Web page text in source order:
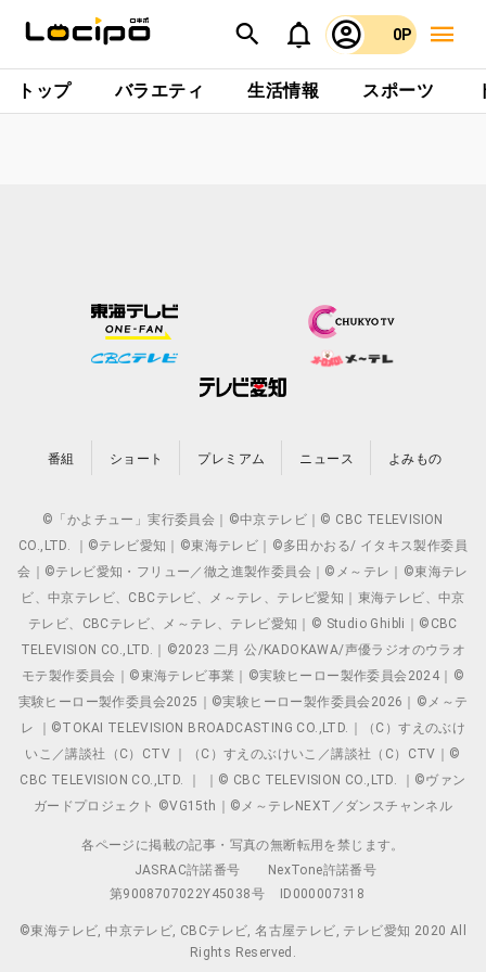
0P
トップ バラエティ 生活情報 スポーツ
番組 ショート プレミアム ニュース よみもの
©「かよチュー」実行委員会｜©中京テレビ｜© CBC TELEVISION
CO.,LTD. ｜©テレビ愛知｜©東海テレビ｜©多田かおる/ イタキス製作委員
会｜©テレビ愛知・フリュー／徹之進製作委員会｜©メ～テレ｜©東海テレ
ビ、中京テレビ、CBCテレビ、メ～テレ、テレビ愛知｜東海テレビ、中京
テレビ、CBCテレビ、メ～テレ、テレビ愛知｜© Studio Ghibli｜©CBC
TELEVISION CO.,LTD.｜©2023 二月 公/KADOKAWA/声優ラジオのウラオ
モテ製作委員会｜©東海テレビ事業｜©実験ヒーロー製作委員会2024｜©
実験ヒーロー製作委員会2025｜©実験ヒーロー製作委員会2026｜©メ～テ
レ ｜©TOKAI TELEVISION BROADCASTING CO.,LTD.｜（C）すえのぶけ
いこ／講談社（C）CTV ｜（C）すえのぶけいこ／講談社（C）CTV｜©
CBC TELEVISION CO.,LTD. ｜ ｜© CBC TELEVISION CO.,LTD. ｜©ヴァン
ガードプロジェクト ©VG15th｜©メ～テレNEXT／ダンスチャンネル
各ページに掲載の記事・写真の無断転用を禁じます。
JASRAC許諾番号
NexTone許諾番号
第9008707022Y45038号
ID000007318
©東海テレビ, 中京テレビ, CBCテレビ, 名古屋テレビ, テレビ愛知 2020 All
Rights Reserved.